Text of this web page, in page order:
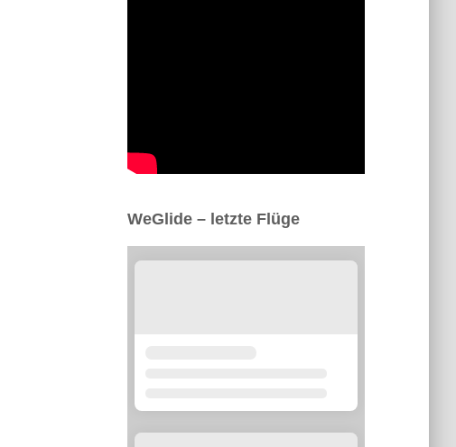
WeGlide – letzte Flüge